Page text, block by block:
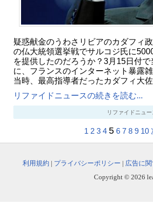
疑惑献金のうわさリビアのカダフィ
の仏大統領選挙戦でサルコジ氏に
を提供したのだろうか？3月15日付
に、フランスのインターネット暴露
当時、最高指導者だったカダフィ大
リファイドニュースの続きを読む...
リファイドニュー
1 2 3 4 5 6 7 8 9 10
利用規約 | プライバシーポリシー | 広告に
Copyright © 2026